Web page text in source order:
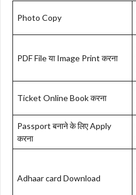
Photo Copy
PDF File या Image Print करना
Ticket Online Book करना
Passport बनाने के लिए Apply
करना
Adhaar card Download